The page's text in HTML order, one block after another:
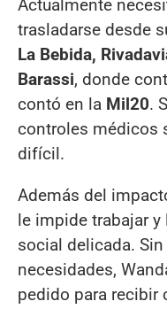
Actualmente
trasladarse desde
La Bebida,
Barassi, donde
contó en la Mil20.
controles médicos
difícil.
Además del
le impide trabajar
social delicada.
necesidades,
pedido para recibir